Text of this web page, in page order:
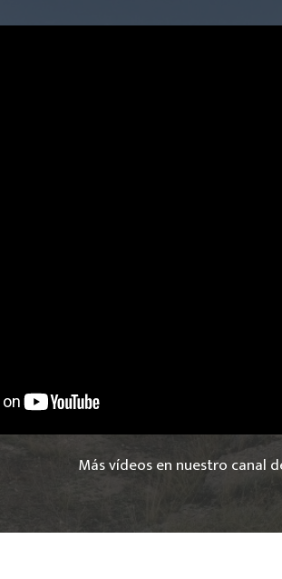
Más vídeos en nuestro canal